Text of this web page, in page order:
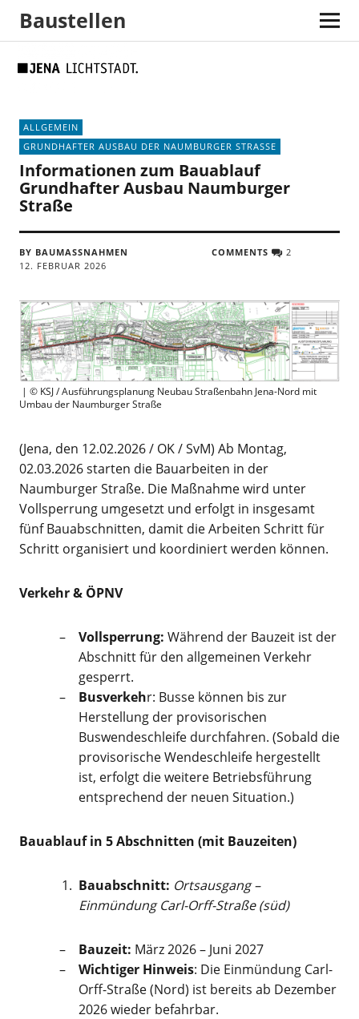
map
Baustellen
ALLGEMEIN
GRUNDHAFTER AUSBAU DER NAUMBURGER STRASSE
Informationen zum Bauablauf
Grundhafter Ausbau Naumburger
Straße
BY BAUMASSNAHMEN
12. FEBRUAR 2026
COMMENTS 2
| © KSJ / Ausführungsplanung Neubau Straßenbahn Jena-Nord mit
Umbau der Naumburger Straße
(Jena, den 12.02.2026 / OK / SvM) Ab Montag,
02.03.2026 starten die Bauarbeiten in der
Naumburger Straße. Die Maßnahme wird unter
Vollsperrung umgesetzt und erfolgt in insgesamt
fünf Bauabschnitten, damit die Arbeiten Schritt für
Schritt organisiert und koordiniert werden können.
Verkehr & ÖPNV
Vollsperrung: Während der Bauzeit ist der
Abschnitt für den allgemeinen Verkehr
gesperrt.
Busverkehr: Busse können bis zur
Herstellung der provisorischen
Buswendeschleife durchfahren. (Sobald die
provisorische Wendeschleife hergestellt
ist, erfolgt die weitere Betriebsführung
entsprechend der neuen Situation.)
Bauablauf in 5 Abschnitten (mit Bauzeiten)
Bauabschnitt: Ortsausgang –
Einmündung Carl-Orff-Straße (süd)
Bauzeit: März 2026 – Juni 2027
Wichtiger Hinweis: Die Einmündung Carl-
Orff-Straße (Nord) ist bereits ab Dezember
2026 wieder befahrbar.